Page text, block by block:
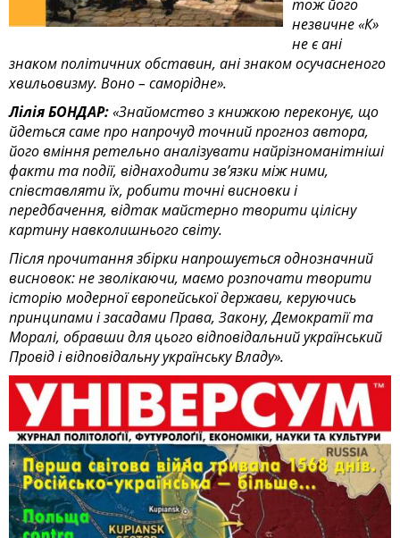
тож його
незвичне «К»
не є ані
знаком політичних обставин, ані знаком осучасненого
хвильовизму. Воно – саморідне».
Лілія БОНДАР:«Знайомство з книжкою переконує, що
йдеться саме про напрочуд точний прогноз автора,
його вміння ретельно аналізувати найрізноманітніші
факти та події, віднаходити зв’язки між ними,
співставляти їх, робити точні висновки і
передбачення, відтак майстерно творити цілісну
картину навколишнього світу.
Після прочитання збірки напрошується однозначний
висновок: не зволікаючи, маємо розпочати творити
історію модерної європейської держави, керуючись
принципами і засадами Права, Закону, Демократії та
Моралі, обравши для цього відповідальний український
Провід і відповідальну українську Владу».